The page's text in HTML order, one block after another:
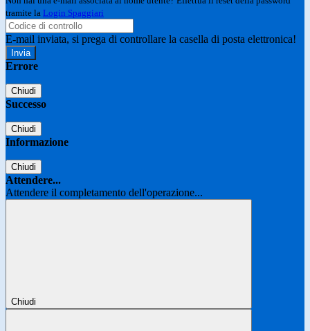
tramite la Login Spaggiari
E-mail inviata, si prega di controllare la casella di posta elettronica!
Errore
Chiudi
Successo
Chiudi
Informazione
Chiudi
Attendere...
Attendere il completamento dell'operazione...
Chiudi